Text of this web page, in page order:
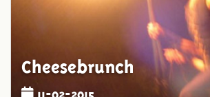
Cheesebrunch
11-02-2015